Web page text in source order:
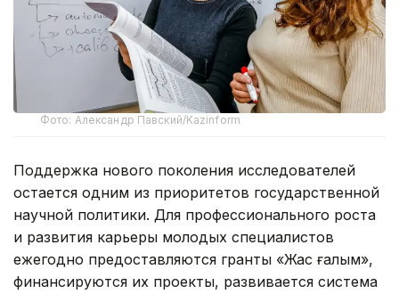
Фото: Александр Павский/Kazinform
Поддержка нового поколения исследователей
остается одним из приоритетов государственной
научной политики. Для профессионального роста
и развития карьеры молодых специалистов
ежегодно предоставляются гранты «Жас ғалым»,
финансируются их проекты, развивается система